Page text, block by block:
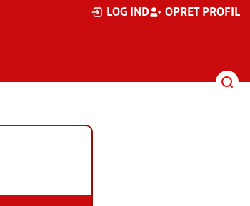
LOG IND OPRET PROFIL